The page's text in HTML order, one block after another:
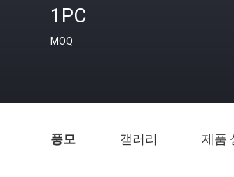
1PC
MOQ
풍모 갤러리 제품